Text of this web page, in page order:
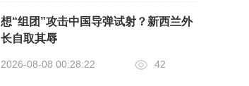
想“组团”攻击中国导弹试射？新西兰外
长自取其辱
2026-08-08 00:28:22 42